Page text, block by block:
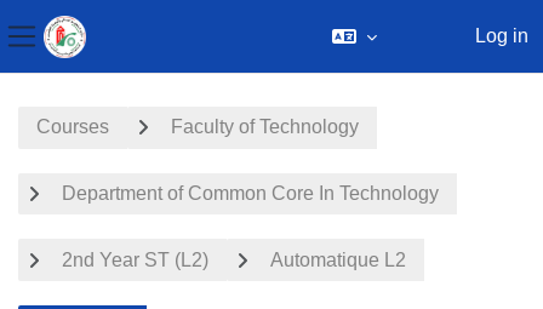
Side panel
Log in
Courses Faculty of Technology
Department of Common Core In Technology
2nd Year ST (L2) Automatique L2